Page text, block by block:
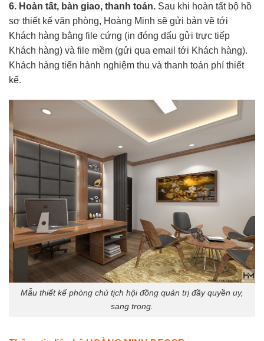
6. Hoàn tất, bàn giao, thanh toán. Sau khi hoàn tất bộ hồ
sơ thiết kế văn phòng, Hoàng Minh sẽ gửi bản vẽ tới
Khách hàng bằng file cứng (in đóng dấu gửi trực tiếp
Khách hàng) và file mềm (gửi qua email tới Khách hàng).
Khách hàng tiến hành nghiệm thu và thanh toán phí thiết
kế.
Mẫu thiết kế phòng chủ tịch hội đồng quản trị đầy quyền uy,
sang trọng.